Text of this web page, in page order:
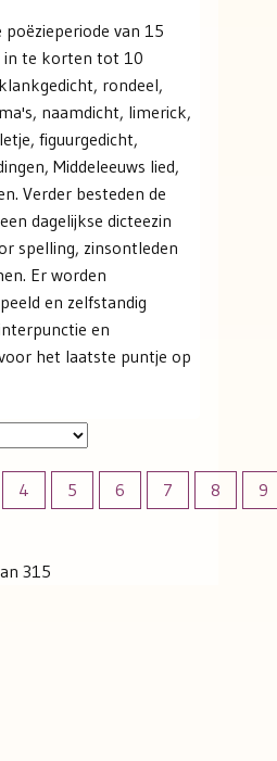
van 15
in te korten tot 10
rondeel,
naamdicht, limerick,
figuurgedicht,
Middeleeuws lied,
Verder besteden de
dagelijkse dicteezin
spelling, zinsontleden
Er worden
en zelfstandig
en
het laatste puntje op
4 5 6 7 8 9
315